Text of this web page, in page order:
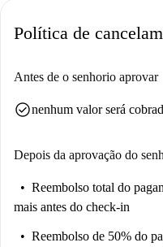
Política de
Antes de o senhorio aprovar
check_circlenenhum valor será
Depois da aprovação do
Reembolso total do
mais antes do check-in
Reembolso de 50% do